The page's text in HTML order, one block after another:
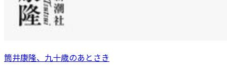
筒井康隆、九十歳のあとさき